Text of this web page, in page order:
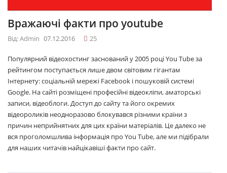
Вражаючі факти про youtube
Від: Admin 07.12.2016 25
Популярний відеохостинг заснований у 2005 році You Tube за
рейтингом поступається лише двом світовим гігантам
Інтернету: соціальній мережі Facebook і пошуковій системі
Google. На сайті розміщені професійні відеокліпи, аматорські
записи, відеоблоги. Доступ до сайту та його окремих
відеороликів неодноразово блокувався різними країни з
причин неприйнятних для цих країни матеріалів. Це далеко не
вся проголомшлива інформація про You Tube, але ми підібрали
для наших читачів найцікавіші факти про сайт.